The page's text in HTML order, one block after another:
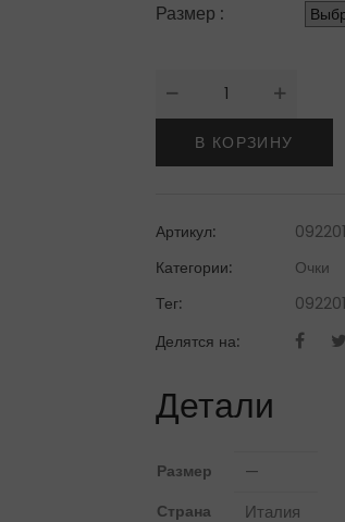
Размер :
Количество
товара
Italia
IndependentОчки
В КОРЗИНУ
Артикул:
Категории:
Очки
Тег:
Делятся на:
Детали
Размер —
Страна Италия